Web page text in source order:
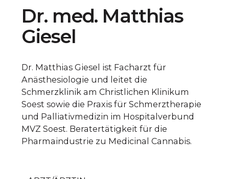
Dr. med. Matthias
Giesel
Dr. Matthias Giesel ist Facharzt für
Anästhesiologie und leitet die
Schmerzklinik am Christlichen Klinikum
Soest sowie die Praxis für Schmerztherapie
und Palliativmedizin im Hospitalverbund
MVZ Soest. Beratertätigkeit für die
Pharmaindustrie zu Medicinal Cannabis.